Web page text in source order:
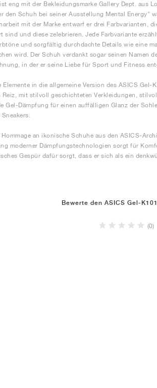
eng mit der Bekleidungsmarke Gallery Dept. aus
den Schuh bei seiner Ausstellung Mental Energy"
mit der Marke entwarf er drei Farbvarianten,
sind und diese zelebrieren. Jede Farbvariante
und sorgfältig durchdachte Details wie eine
wird. Der Schuh verdankt sogar seinen Namen
in der er seine Liebe für Sport und Fitness
in die allgemeine Version des ASICS
mit stilvoll geschichteten Verkleidungen,
Gel-Dämpfung für einen auffälligen Glanz der
an ikonische Schuhe aus den ASICS-
moderner Dämpfungstechnologien sorgt für
Gespür dafür sorgt, dass er sich als ein
Bewerte den ASICS Gel-
(0)